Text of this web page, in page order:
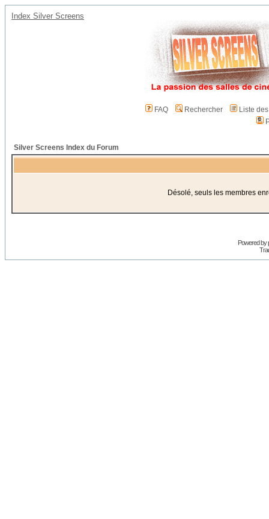
Index Silver Screens
FAQ Rechercher
Liste
Silver Screens Index du Forum
Désolé, seuls les membres
Powered by